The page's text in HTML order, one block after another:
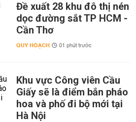
Đề xuất 28 khu đô thị nén
dọc đường sắt TP HCM -
Cần Thơ
QUY HOẠCH 01 phút trước
Khu vực Công viên Cầu
Giấy sẽ là điểm bắn pháo
hoa và phố đi bộ mới tại
Hà Nội